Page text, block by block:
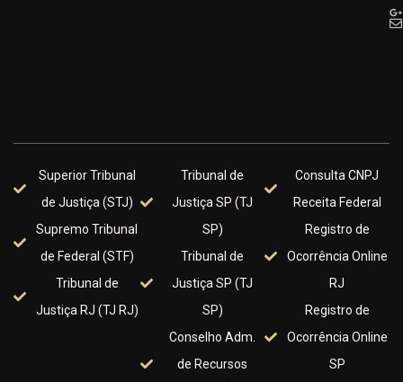
Superior Tribunal
de Justiça (STJ)
Supremo Tribunal
de Federal (STF)
Tribunal de
Justiça RJ (TJ RJ)
Tribunal de
Justiça SP (TJ
SP)
Tribunal de
Justiça SP (TJ
SP)
Conselho Adm.
de Recursos
Consulta CNPJ
Receita Federal
Registro de
Ocorrência Online
RJ
Registro de
Ocorrência Online
SP